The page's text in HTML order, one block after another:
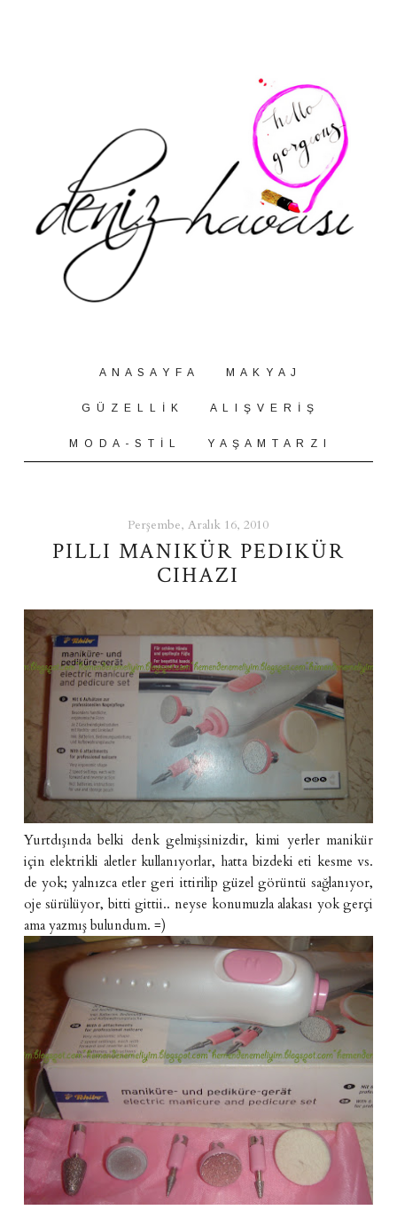
A N A S A Y F A M A K Y A J
G Ü Z E L L İ K A L I Ş V E R İ Ş
M O D A - S T İ L Y A Ş A M T A R Z I
Perşembe, Aralık 16, 2010
PILLI MANIKÜR PEDIKÜR
CIHAZI
Yurtdışında belki denk gelmişsinizdir, kimi yerler manikür
için elektrikli aletler kullanıyorlar, hatta bizdeki eti kesme vs.
de yok; yalnızca etler geri ittirilip güzel görüntü sağlanıyor,
oje sürülüyor, bitti gittii.. neyse konumuzla alakası yok gerçi
ama yazmış bulundum. =)